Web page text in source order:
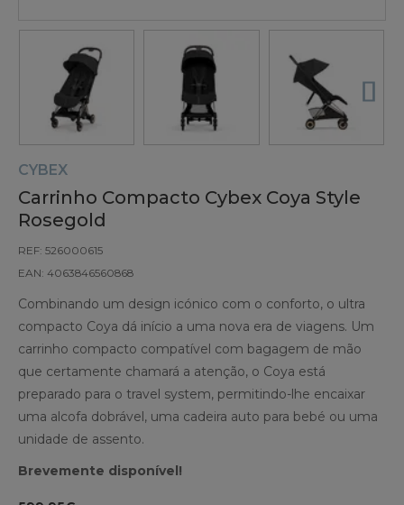
CYBEX
Carrinho Compacto Cybex Coya Style
Rosegold
REF: 526000615
EAN: 4063846560868
Combinando um design icónico com o conforto, o ultra
compacto Coya dá início a uma nova era de viagens. Um
carrinho compacto compatível com bagagem de mão
que certamente chamará a atenção, o Coya está
preparado para o travel system, permitindo-lhe encaixar
uma alcofa dobrável, uma cadeira auto para bebé ou uma
unidade de assento.
Brevemente disponível!